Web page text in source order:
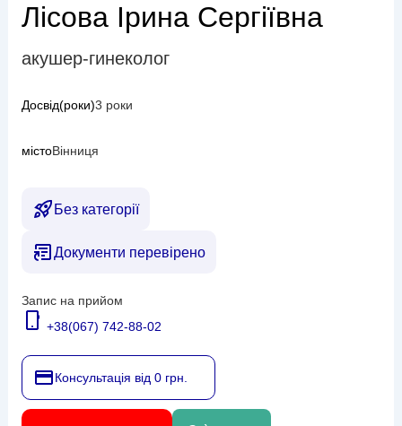
Лісова Ірина Сергіївна
акушер-гинеколог
Досвід(роки)3 роки
містоВінниця
Без категорії
Документи перевірено
Запис на прийом
+38(067) 742-88-02
Консультація від 0 грн.